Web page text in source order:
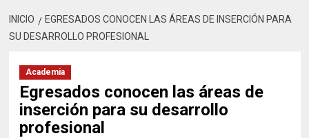
INICIO
EGRESADOS CONOCEN LAS ÁREAS DE INSERCIÓN PARA
SU DESARROLLO PROFESIONAL
Academia
Egresados conocen las áreas de
inserción para su desarrollo
profesional